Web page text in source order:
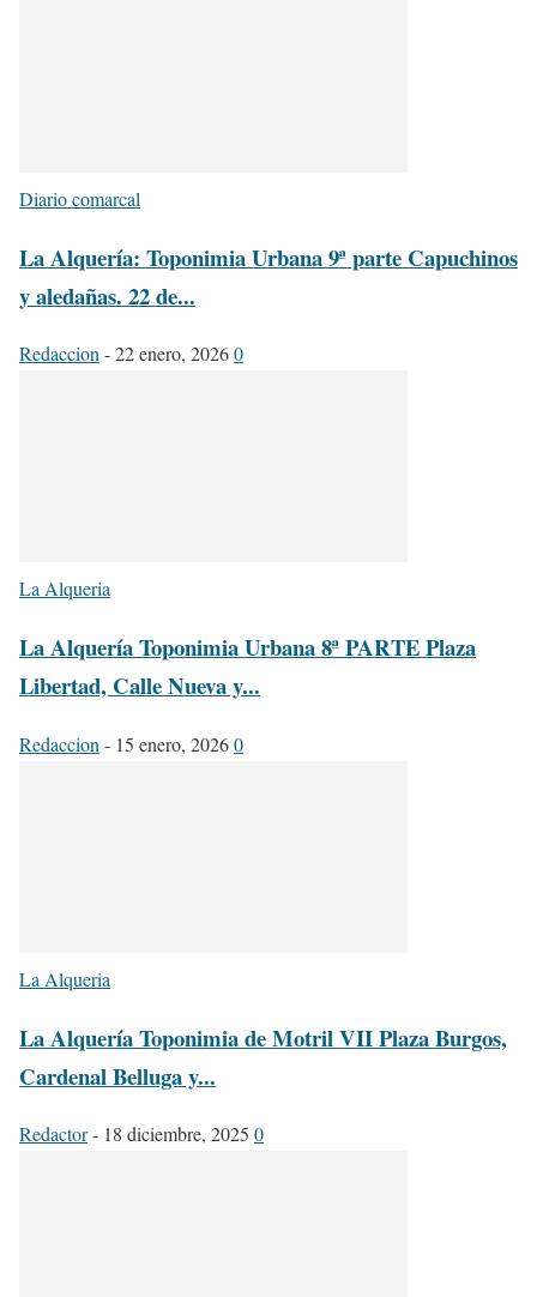
Diario comarcal
La Alquería: Toponimia Urbana 9ª parte Capuchinos
y aledañas. 22 de...
Redaccion-22 enero, 20260
La Alqueria
La Alquería Toponimia Urbana 8ª PARTE Plaza
Libertad, Calle Nueva y...
Redaccion - 15 enero, 20260
La Alqueria
La Alquería Toponimia de Motril VII Plaza Burgos,
Cardenal Belluga y...
Redactor- 18 diciembre, 2025 0